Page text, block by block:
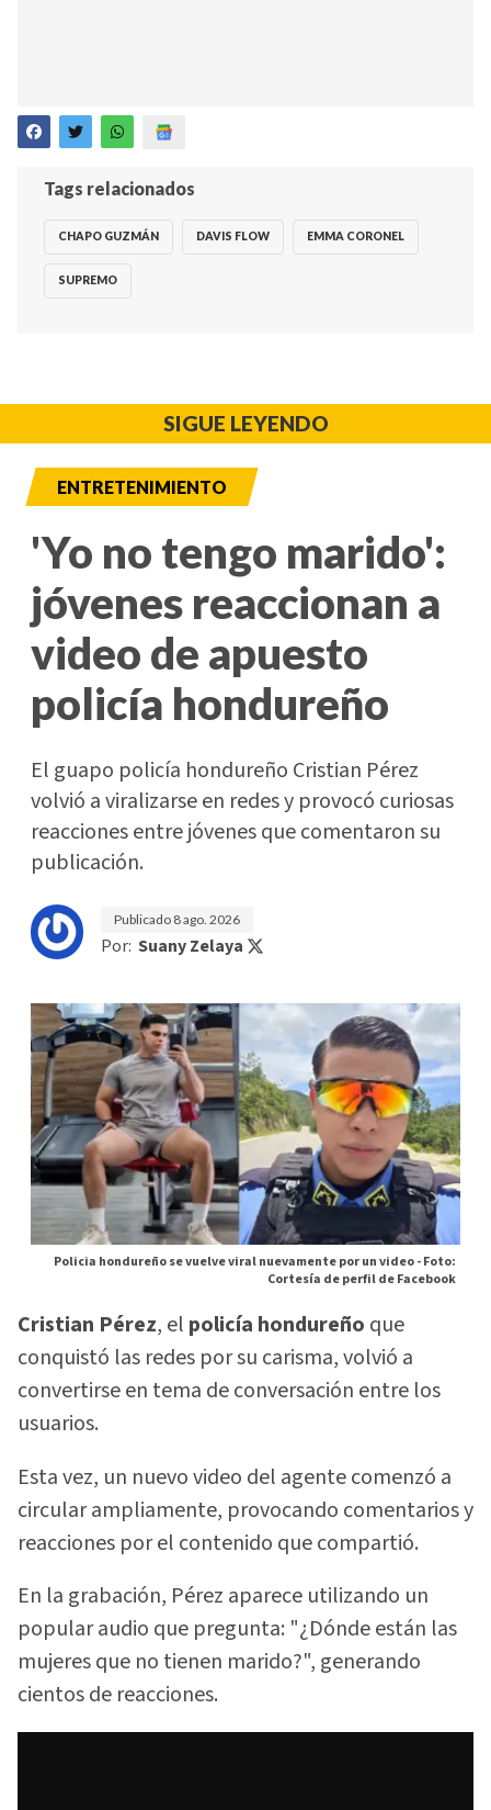
Tags relacionados
CHAPO GUZMÁN DAVIS FLOW EMMA CORONEL
SUPREMO
SIGUE LEYENDO
ENTRETENIMIENTO
'Yo no tengo marido':
jóvenes reaccionan a
video de apuesto
policía hondureño
El guapo policía hondureño Cristian Pérez
volvió a viralizarse en redes y provocó curiosas
reacciones entre jóvenes que comentaron su
publicación.
Publicado 8 ago. 2026
Por: Suany Zelaya
Policia hondureño se vuelve viral nuevamente por un video -Foto:
Cortesía de perfil de Facebook
Cristian Pérez, el policía hondureño que
conquistó las redes por su carisma, volvió a
convertirse en tema de conversación entre los
usuarios.
Esta vez, un nuevo video del agente comenzó a
circular ampliamente, provocando comentarios y
reacciones por el contenido que compartió.
En la grabación, Pérez aparece utilizando un
popular audio que pregunta: "¿Dónde están las
mujeres que no tienen marido?", generando
cientos de reacciones.